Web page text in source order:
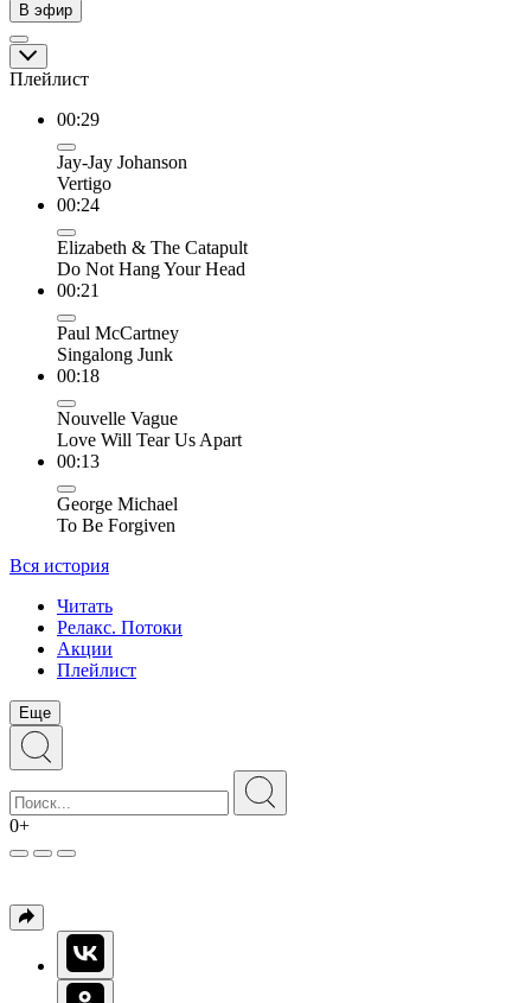
В эфир
Плейлист
00:29
Jay-Jay Johanson
Vertigo
00:24
Elizabeth & The Catapult
Do Not Hang Your Head
00:21
Paul McCartney
Singalong Junk
00:18
Nouvelle Vague
Love Will Tear Us Apart
00:13
George Michael
To Be Forgiven
Вся история
Читать
Релакс. Потоки
Акции
Плейлист
Еще
0+